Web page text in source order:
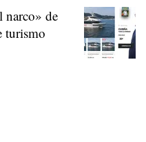
narco» de
turismo